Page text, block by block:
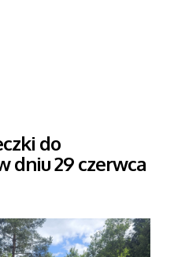
do
dniu 29 czerwca